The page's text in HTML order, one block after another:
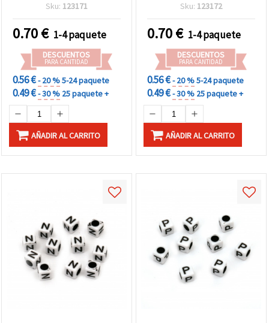
(~95 uds)
Sku: 123171
0.70€ 1-4 paquete
DESCUENTOS
PARA CANTIDAD
0.56 €- 20 %5-24 paquete
0.49 €- 30 % 25 paquete +
AÑADIR AL CARRITO
agujero de 4 mm, aprox.
para manualidades
infantiles, bisutería
divertida y proyectos DIY
Sku: 123172
0.70€ 1-4 paquete
DESCUENTOS
PARA CANTIDAD
0.56 €- 20 %5-24 paquete
0.49 €- 30 % 25 paquete +
AÑADIR AL CARRITO